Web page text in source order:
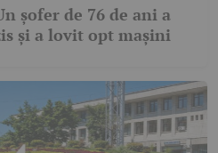
șofer de 76 de ani a
și a lovit opt mașini